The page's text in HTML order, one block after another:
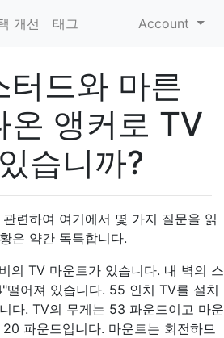
개선 태그 Account
터드와 마른
온 앵커로 TV
습니까?
련하여 여기에서 몇 가지 질문을 읽
은 약간 독특합니다.
의 TV 마운트가 있습니다. 내 벽의 스
떨어져 있습니다. 55 인치 TV를 설치
다. TV의 무게는 53 파운드이고 마운
20 파운드입니다. 마운트는 회전하므